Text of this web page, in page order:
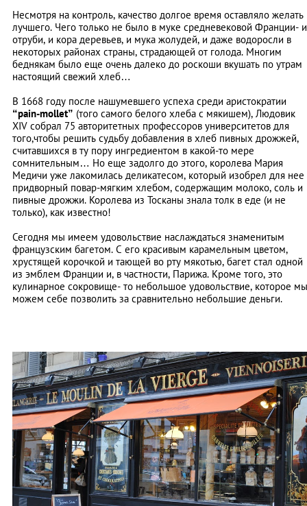
Несмотря на контроль, качество долгое время оставляло желать
лучшего. Чего только не было в муке средневековой Франции- и
отруби, и кора деревьев, и мука жолудей, и даже водоросли в
некоторых районах страны, страдающей от голода. Многим
беднякам было еще очень далеко до роскоши вкушать по утрам
настоящий свежий хлеб…
В 1668 году после нашумевшего успеха среди аристократии
“pain-mollet” (того самого белого хлеба с мякишем), Людовик
XIV собрал 75 авторитетных профессоров университетов для
того,чтобы решить судьбу добавления в хлеб пивных дрожжей,
считавшихся в ту пору ингредиентом в какой-то мере
сомнительным… Но еще задолго до этого, королева Мария
Медичи уже лакомилась деликатесом, который изобрел для нее
придворный повар-мягким хлебом, содержащим молоко, соль и
пивные дрожжи. Королева из Тосканы знала толк в еде (и не
только), как известно!
Сегодня мы имеем удовольствие наслаждаться знаменитым
французским багетом. С его красивым карамельным цветом,
хрустящей корочкой и тающей во рту мякотью, багет стал одной
из эмблем Франции и, в частности, Парижа. Кроме того, это
кулинарное сокровище- то небольшое удовольствие, которое мы
можем себе позволить за сравнительно небольшие деньги.